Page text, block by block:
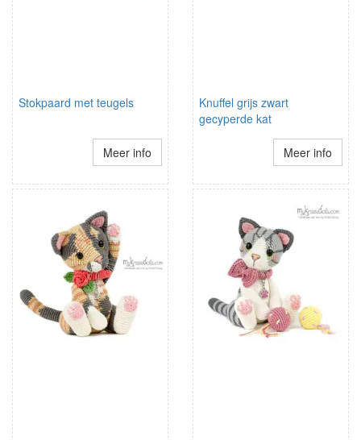
Stokpaard met teugels
Meer info
Knuffel grijs zwart
gecyperde kat
Meer info